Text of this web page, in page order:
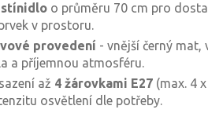
o průměru 70 cm pro
v prostoru.
provedení - vnější černý
a příjemnou atmosféru.
až 4 žárovkami E27 (max. 4
osvětlení dle potřeby.